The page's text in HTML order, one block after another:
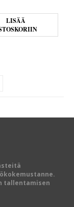
LISÄÄ
tallentamisen